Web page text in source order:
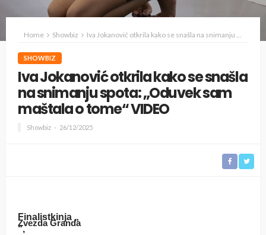
Home Showbiz Iva Jokanović otkrila kako se snašla na snimanju spota: „Oduvek sam maštala o tome“ VIDEO
SHOWBIZ
Iva Jokanović otkrila kako se snašla
na snimanju spota: „Oduvek sam
maštala o tome“ VIDEO
Showbiz 26/12/2025
Finalistkinja „
Zvezda Granda
“,